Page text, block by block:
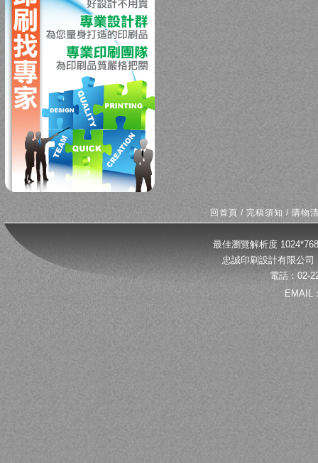
回首頁 /完稿須知 /購物
最佳瀏覽解析度
忠誠印刷設計有限公
電話：02-
EMAIL